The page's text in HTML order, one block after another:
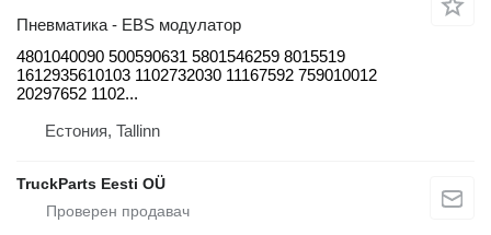
Пневматика - EBS модулатор
4801040090 500590631 5801546259 8015519
1612935610103 1102732030 11167592 759010012
20297652 1102...
Естония, Tallinn
TruckParts Eesti OÜ